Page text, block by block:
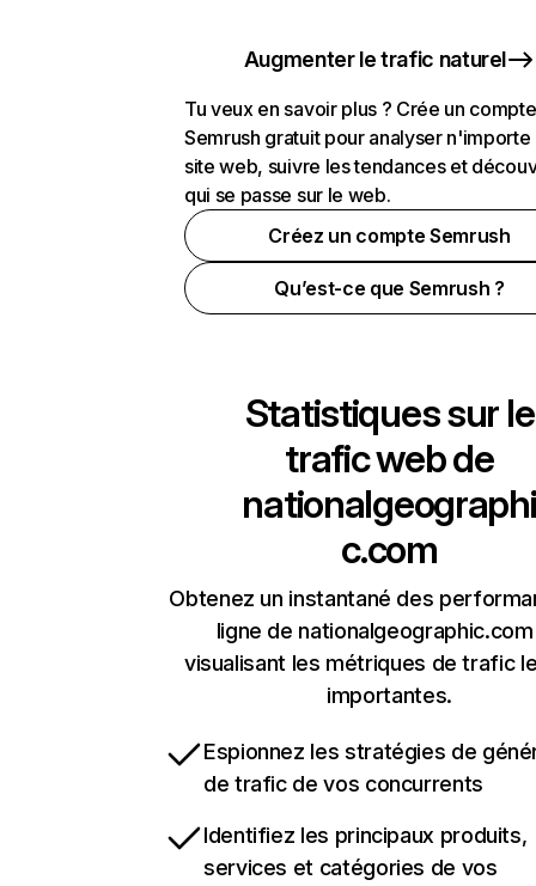
Augmenter le trafic naturel
Tu veux en savoir plus ? Crée un compte
Semrush gratuit pour analyser n'importe
site web, suivre les tendances et
qui se passe sur le web.
Créez un compte Semrush
Qu’est-ce que Semrush ?
Statistiques sur le
trafic web de
nationalgeographi
c.com
Obtenez un instantané des
ligne de
visualisant les métriques de trafic
importantes.
Espionnez les stratégies de
de trafic de vos concurrents
Identifiez les principaux produits,
services et catégories de vos